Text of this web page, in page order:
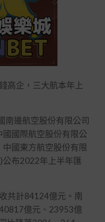
企，三大航本年上
邊航空股份有限公司
國際航空股份有限公
國東方航空股份有限
布2022年上半年匯
計84124億元。南
億元、23953億